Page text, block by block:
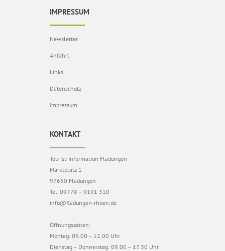
IMPRESSUM
Newsletter
Anfahrt
Links
Datenschutz
Impressum
KONTAKT
Tourist-Information Fladungen
Marktplatz 1
97650 Fladungen
Tel. 09778 – 9191 310
info@fladungen-rhoen.de
Öffnungszeiten:
Montag: 09.00 – 12.00 Uhr
Dienstag – Donnerstag: 09.00 – 17.30 Uhr